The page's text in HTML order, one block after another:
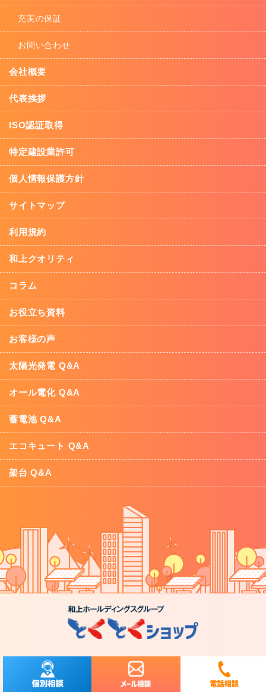
充実の保証
お問い合わせ
会社概要
代表挨拶
ISO認証取得
特定建設業許可
個人情報保護方針
サイトマップ
利用規約
和上クオリティ
コラム
お役立ち資料
お客様の声
太陽光発電 Q&A
オール電化 Q&A
蓄電池 Q&A
エコキュート Q&A
架台 Q&A